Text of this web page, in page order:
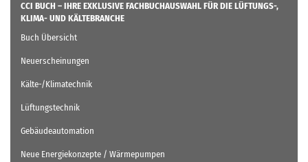
CCI BUCH – IHRE EXKLUSIVE FACHBUCHAUSWAHL FÜR DIE LÜFTUNGS-,
KLIMA- UND KÄLTEBRANCHE
Buch Übersicht
Neuerscheinungen
Kälte-/Klimatechnik
Lüftungstechnik
Gebäudeautomation
Neue Energiekonzepte / Wärmepumpen